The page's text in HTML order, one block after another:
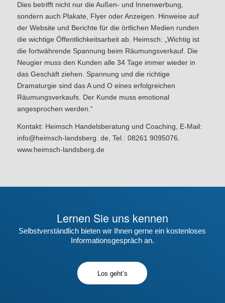
Dies betrifft nicht nur die Außen- und Innenwerbung,
sondern auch Plakate, Flyer oder Anzeigen. Hinweise auf
der Website und Berichte für die örtlichen Medien runden
die wichtige Öffentlichkeitsarbeit ab. Heimsch: „Wichtig ist
die fortwährende Spannung beim Räumungsverkauf. Die
Neugier muss den Kunden alle 34 Tage immer wieder in
das Geschäft ziehen. Spannung und die richtige
Dramaturgie sind das A und O eines erfolgreichen
Räumungsverkaufs. Der Kunde muss emotional
angesprochen werden.“
Kontakt: Heimsch Handelsberatung und Coaching, E-Mail:
info@heimsch-landsberg. de, Tel.: 08261 9095076.
www.heimsch-landsberg.de
Lernen Sie uns kennen
Selbstverständlich bieten wir Ihnen gerne ein kostenloses
Informationsgespräch an.
Los geht’s